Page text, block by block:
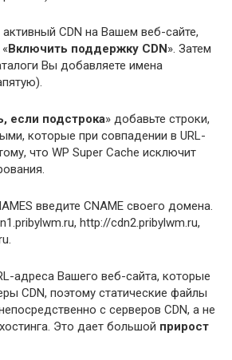
CDN на Вашем веб-сайте,
Включить поддержку CDN». Затем
Вы добавляете имена
если подстрока» добавьте строки,
которые при совпадении в URL-
что WP Super Cache исключит
введите CNAME своего домена.
http://cdn2.pribylwm.ru,
адреса Вашего веб-сайта, которые
CDN, поэтому статические файлы
с серверов CDN, а не
Это дает большой прирост